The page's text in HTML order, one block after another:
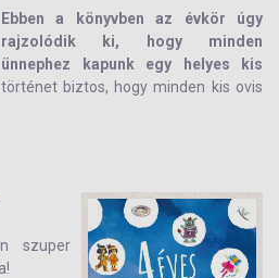
Ebben a könyvben az évkör úgy
rajzolódik ki, hogy minden
ünnephez kapunk egy helyes kis
biztos, hogy minden kis ovis
szuper